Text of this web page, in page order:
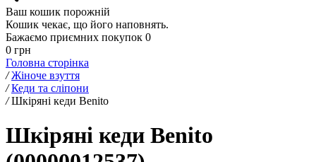
Ваш кошик порожній
Кошик чекає, що його наповнять.
Бажаємо приємних покупок 0
0 грн
Головна сторінка
/ Жіноче взуття
/ Кеди та сліпони
/ Шкіряні кеди Benito
Шкіряні кеди Benito